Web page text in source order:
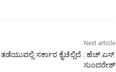
Next article
ಸರ್ಕಾರ ಕೈಚೆಲ್ಲಿದೆ : ಹೆಚ್.ಎಸ್.
ಸುಂದರೇಶ್